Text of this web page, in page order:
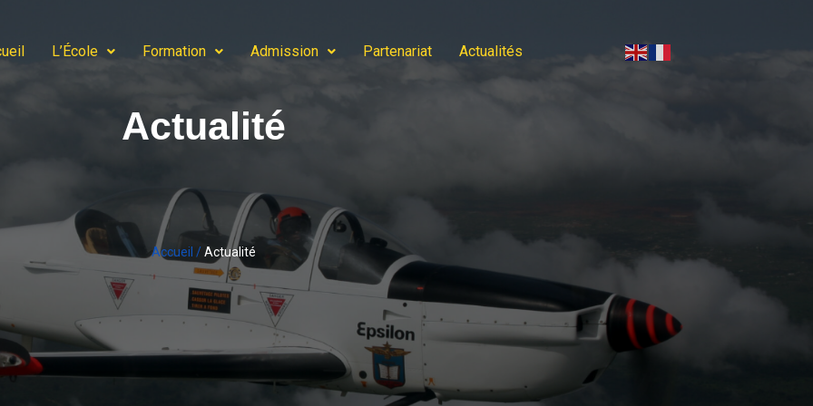
L’École Formation Admission Partenariat Actualités
Actualité
Accueil / Actualité